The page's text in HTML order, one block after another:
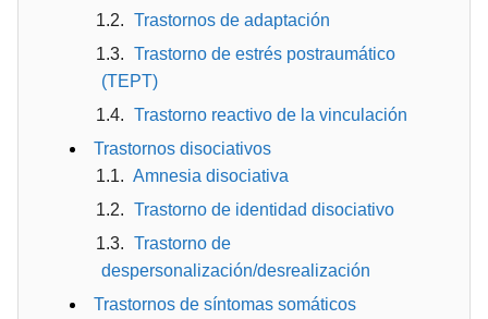
Trastornos de adaptación
Trastorno de estrés postraumático
(TEPT)
Trastorno reactivo de la vinculación
Trastornos disociativos
Amnesia disociativa
Trastorno de identidad disociativo
Trastorno de
despersonalización/desrealización
Trastornos de síntomas somáticos